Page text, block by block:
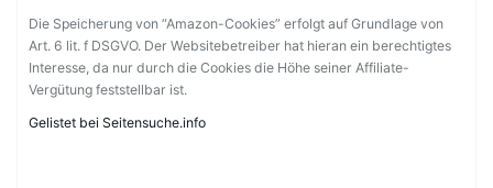
Die Speicherung von “Amazon-Cookies” erfolgt auf Grundlage von
Art. 6 lit. f DSGVO. Der Websitebetreiber hat hieran ein berechtigtes
Interesse, da nur durch die Cookies die Höhe seiner Affiliate-
Vergütung feststellbar ist.
Gelistet bei Seitensuche.info